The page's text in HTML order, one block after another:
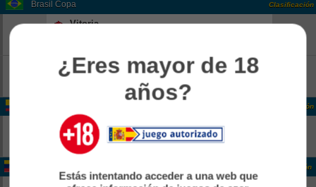
Brasil Copa Clasificación
18:00
Vitoria
-
Corinthians
Clasificación
Real CUndinamarca
Boca Juniors De Cali
Clasificación
¿Eres mayor de 18
años?
Estás intentando acceder a una web que